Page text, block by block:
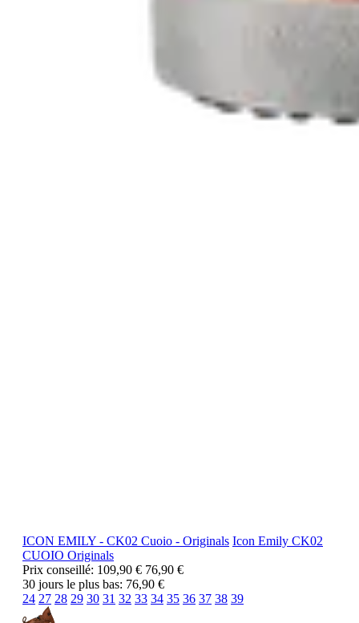
ICON EMILY - CK02 Cuoio - Originals Icon Emily CK02
CUOIO Originals
Prix conseillé: 109,90 € 76,90 €
30 jours le plus bas: 76,90 €
24 27 28 29 30 31 32 33 34 35 36 37 38 39